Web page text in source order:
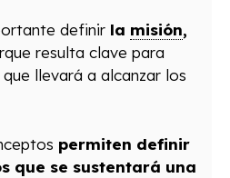
definir la misión,
resulta clave para
llevará a alcanzar los
permiten definir
que se sustentará una